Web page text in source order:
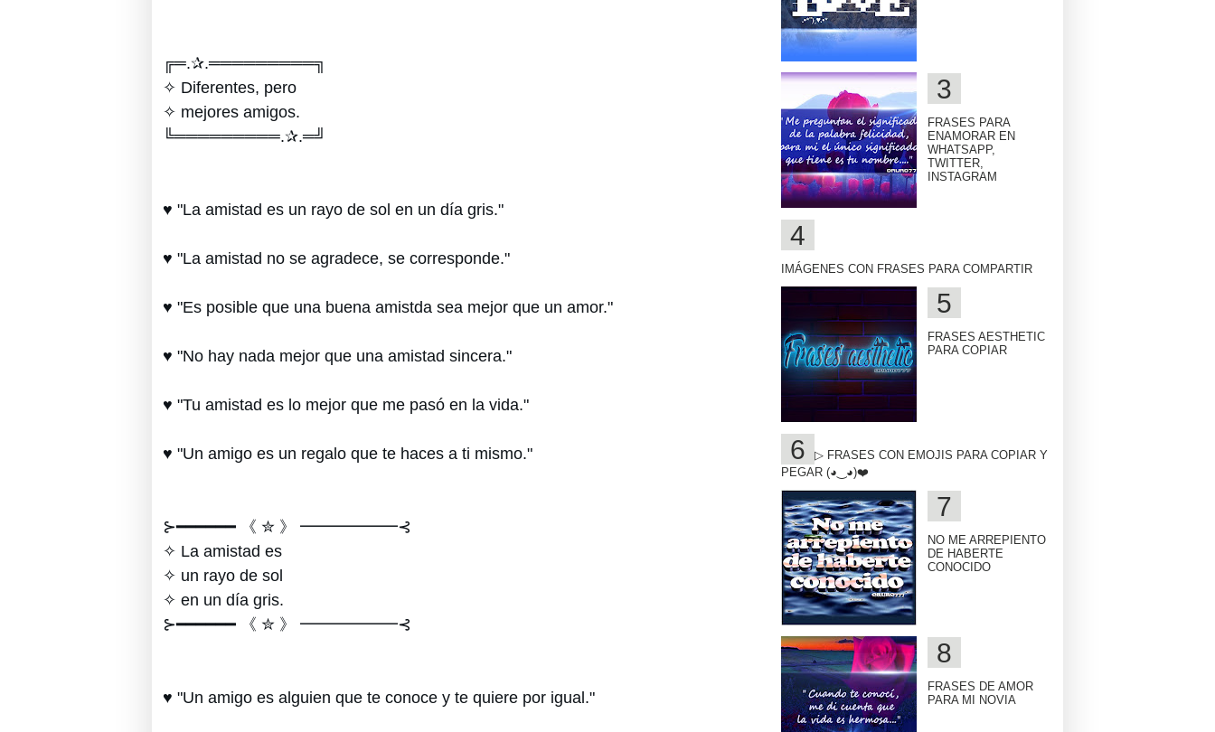
╔═.✰.═════════╗
✧ Diferentes, pero
✧ mejores amigos.
╚═════════.✰.═╝
♥ "La amistad es un rayo de sol en un día gris."
♥ "La amistad no se agradece, se corresponde."
♥ "Es posible que una buena amistda sea mejor que un amor."
♥ "No hay nada mejor que una amistad sincera."
♥ "Tu amistad es lo mejor que me pasó en la vida."
♥ "Un amigo es un regalo que te haces a ti mismo."
⊱━━━━━━ 《 ✮ 》 ━━━━━━⊰
✧ La amistad es
✧ un rayo de sol
✧ en un día gris.
⊱━━━━━━ 《 ✮ 》 ━━━━━━⊰
♥ "Un amigo es alguien que te conoce y te quiere por igual."
FRASES PARA
ENAMORAR EN
WHATSAPP,
TWITTER,
INSTAGRAM
IMÁGENES CON FRASES PARA COMPARTIR
FRASES AESTHETIC
PARA COPIAR
▷ FRASES CON EMOJIS PARA COPIAR Y
PEGAR (◕‿◕)❤️
NO ME ARREPIENTO
DE HABERTE
CONOCIDO
FRASES DE AMOR
PARA MI NOVIA